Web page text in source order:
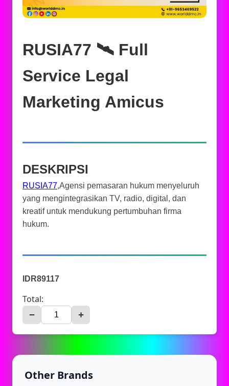
RUSIA77 🛰️‍ Full
Service Legal
Marketing Amicus
DESKRIPSI
RUSIA77,Agensi pemasaran hukum menyeluruh
yang mengintegrasikan TV, radio, digital, dan
kreatif untuk mendukung pertumbuhan firma
hukum.
IDR89117
Total:
− +
Other Brands